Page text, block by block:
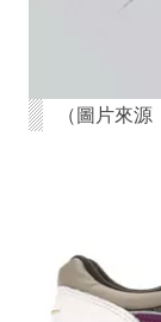
（圖片來源